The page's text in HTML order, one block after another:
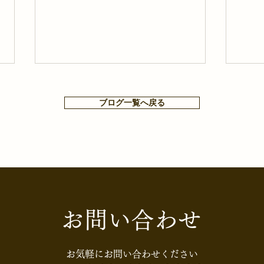
料品の消費税はどうなる？
「実質ゼロ化」案の全体像
ブログ一覧へ戻る
お問い合わせ
お気軽にお問い合わせください